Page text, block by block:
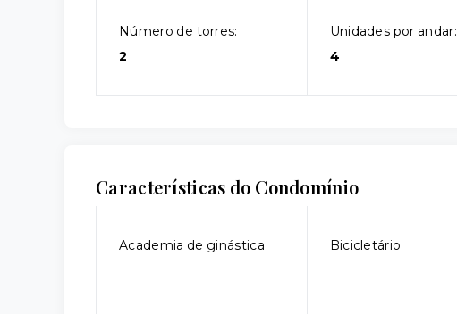
Número de torres:
2
Unidades por andar:
4
Características do Condomínio
Academia de ginástica Bicicletário